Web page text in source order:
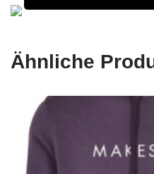
Ähnliche